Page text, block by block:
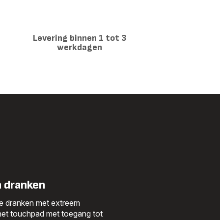
Levering binnen 1 tot 3
werkdagen
dranken
dranken met extreem
touchpad met toegang tot